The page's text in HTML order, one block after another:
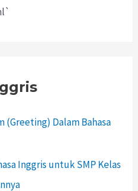
(Greeting) Dalam Bahasa
Inggris untuk SMP Kelas